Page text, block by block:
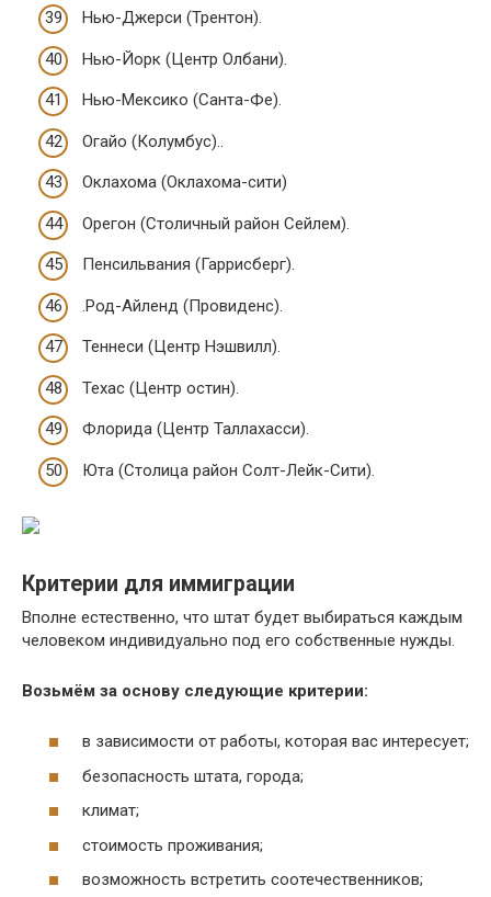
Нью-Джерси (Трентон).
Нью-Йорк (Центр Олбани).
Нью-Мексико (Санта-Фе).
Огайо (Колумбус)..
Оклахома (Оклахома-сити)
Орегон (Столичный район Сейлем).
Пенсильвания (Гаррисберг).
.Род-Айленд (Провиденс).
Теннеси (Центр Нэшвилл).
Техас (Центр остин).
Флорида (Центр Таллахасси).
Юта (Столица район Солт-Лейк-Сити).
Критерии для иммиграции
Вполне естественно, что штат будет выбираться каждым
человеком индивидуально под его собственные нужды.
Возьмём за основу следующие критерии:
в зависимости от работы, которая вас интересует;
безопасность штата, города;
климат;
стоимость проживания;
возможность встретить соотечественников;